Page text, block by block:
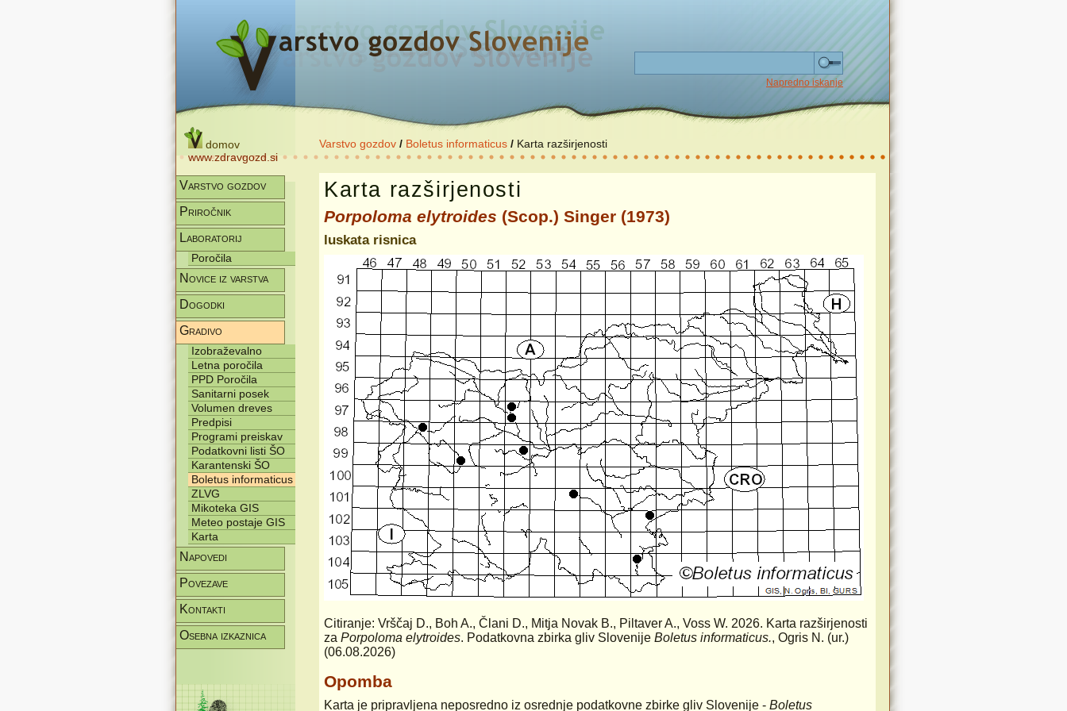
Napredno iskanje
domov
www.zdravgozd.si
Varstvo gozdov / Boletus informaticus / Karta razširjenosti
Varstvo gozdov
Priročnik
Laboratorij
Poročila
Novice iz varstva
Dogodki
Gradivo
Izobraževalno
Letna poročila
PPD Poročila
Sanitarni posek
Volumen dreves
Predpisi
Programi preiskav
Podatkovni listi ŠO
Karantenski ŠO
Boletus informaticus
ZLVG
Mikoteka GIS
Meteo postaje GIS
Karta
Napovedi
Povezave
Kontakti
Osebna izkaznica
Karta razširjenosti
Porpoloma elytroides (Scop.) Singer (1973)
luskata risnica
Citiranje: Vrščaj D., Boh A., Člani D., Mitja Novak B., Piltaver A., Voss W. 2026. Karta razširjenosti
za Porpoloma elytroides. Podatkovna zbirka gliv Slovenije Boletus informaticus., Ogris N. (ur.)
(06.08.2026)
Opomba
Karta je pripravljena neposredno iz osrednje podatkovne zbirke gliv Slovenije - Boletus